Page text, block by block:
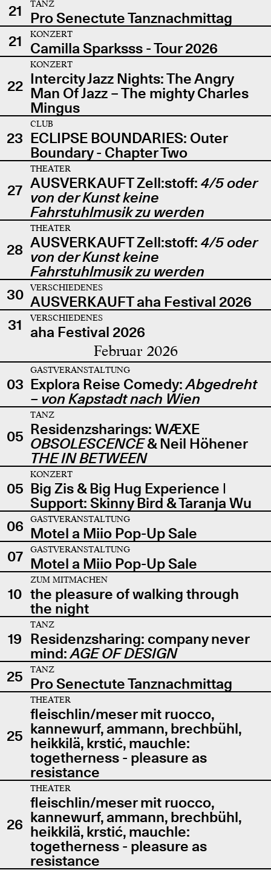
21
TANZ
Pro Senectute Tanznachmittag
21
KONZERT
Camilla Sparksss - Tour 2026
22
KONZERT
Intercity Jazz Nights: The Angry
Man Of Jazz – The mighty Charles
Mingus
23
CLUB
ECLIPSE BOUNDARIES: Outer
Boundary - Chapter Two
27
THEATER
AUSVERKAUFT Zell:stoff: 4/5 oder
von der Kunst keine
Fahrstuhlmusik zu werden
28
THEATER
AUSVERKAUFT Zell:stoff: 4/5 oder
von der Kunst keine
Fahrstuhlmusik zu werden
30
VERSCHIEDENES
AUSVERKAUFT aha Festival 2026
31
VERSCHIEDENES
aha Festival 2026
Februar 2026
03
GASTVERANSTALTUNG
Explora Reise Comedy:Abgedreht
– von Kapstadt nach Wien
05
TANZ
Residenzsharings: WÆXE
OBSOLESCENCE& Neil Höhener
THE IN BETWEEN
05
KONZERT
Big Zis & Big Hug Experience |
Support: Skinny Bird & Taranja Wu
06
GASTVERANSTALTUNG
Motel a Miio Pop-Up Sale
07
GASTVERANSTALTUNG
Motel a Miio Pop-Up Sale
10
ZUM MITMACHEN
the pleasure of walking through
the night
19
TANZ
Residenzsharing: company never
mind:AGE OF DESIGN
25
TANZ
Pro Senectute Tanznachmittag
25
THEATER
fleischlin/meser mit ruocco,
kannewurf, ammann, brechbühl,
heikkilä, krstić, mauchle:
togetherness - pleasure as
resistance
26
THEATER
fleischlin/meser mit ruocco,
kannewurf, ammann, brechbühl,
heikkilä, krstić, mauchle:
togetherness - pleasure as
resistance